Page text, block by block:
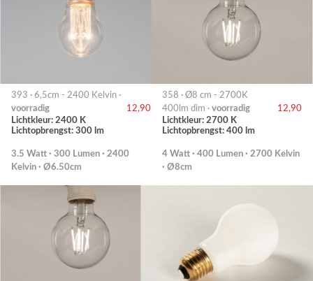
393 · 6,5cm - 2400 Kelvin ·
voorradig
12,90
Lichtkleur: 2400 K
Lichtopbrengst: 300 lm
3.5 Watt · 300 Lumen · 2400
Kelvin · Ø6.50cm
358 · Ø8 cm - 2700K
400lm dim · voorradig
12,90
Lichtkleur: 2700 K
Lichtopbrengst: 400 lm
4 Watt · 400 Lumen · 2700 Kelvin
· Ø8cm